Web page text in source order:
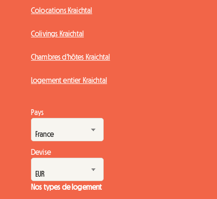
Colocations Kraichtal
Colivings Kraichtal
Chambres d'hôtes Kraichtal
Logement entier Kraichtal
Pays
Devise
Nos types de logement